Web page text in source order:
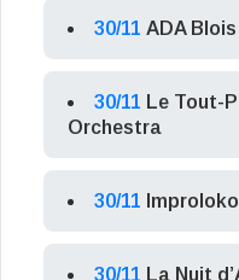
30/11 ADA
30/11 Le Tout-
Orchestra
30/11
30/11 La Nuit